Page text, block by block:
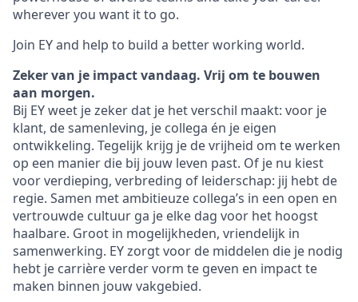
wherever you want it to go.
Join EY and help to build a better working world.
Zeker van je impact vandaag. Vrij om te bouwen
aan morgen.
Bij EY weet je zeker dat je het verschil maakt: voor je
klant, de samenleving, je collega én je eigen
ontwikkeling. Tegelijk krijg je de vrijheid om te werken
op een manier die bij jouw leven past. Of je nu kiest
voor verdieping, verbreding of leiderschap: jij hebt de
regie. Samen met ambitieuze collega’s in een open en
vertrouwde cultuur ga je elke dag voor het hoogst
haalbare. Groot in mogelijkheden, vriendelijk in
samenwerking. EY zorgt voor de middelen die je nodig
hebt je carrière verder vorm te geven en impact te
maken binnen jouw vakgebied.